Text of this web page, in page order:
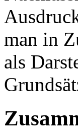
man in
als